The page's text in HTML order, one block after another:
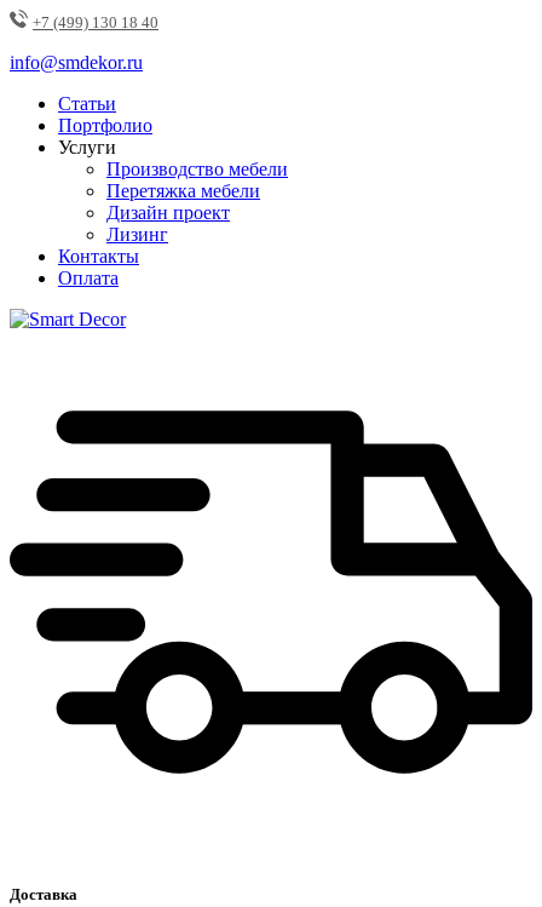
+7 (499) 130 18 40
info@smdekor.ru
Статьи
Портфолио
Услуги
Производство мебели
Перетяжка мебели
Дизайн проект
Лизинг
Контакты
Оплата
Доставка